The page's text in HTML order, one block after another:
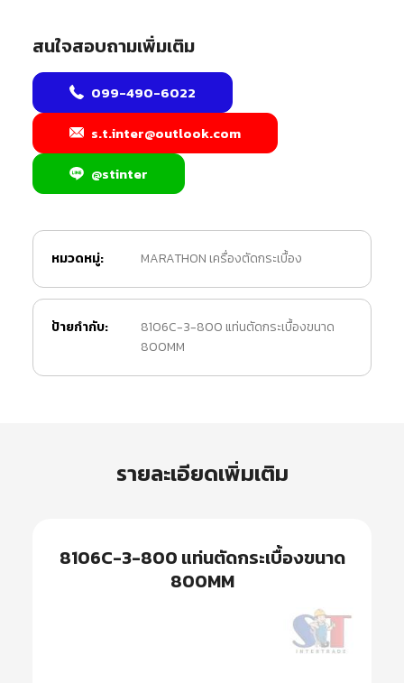
สนใจสอบถามเพิ่มเติม
099-490-6022
s.t.inter@outlook.com
@stinter
หมวดหมู่: MARATHON เครื่องตัดกระเบื้อง
ป้ายกำกับ:
8106C-3-800 แท่นตัดกระเบื้องขนาด
800MM
รายละเอียดเพิ่มเติม
8106C-3-800 แท่นตัดกระเบื้องขนาด
800MM